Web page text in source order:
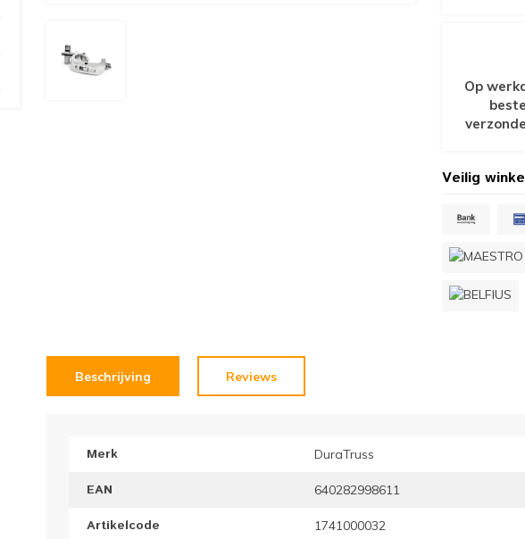
Op
Veilig
Beschrijving Reviews
Merk DuraTruss
EAN 640282998611
Artikelcode 1741000032